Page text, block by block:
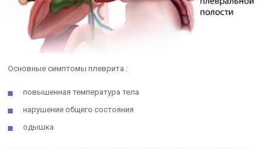
Основные симптомы плеврита :
повышенная температура тела
нарушение общего состояния
одышка